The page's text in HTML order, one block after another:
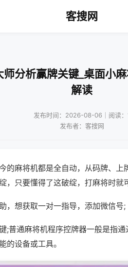
客搜网
分析赢牌关键_桌面小
解读
发布时间：2026-08-06｜阅读：
发布者：客搜网
的麻将机都是全自动，从码牌、
，只要懂得了这破绽，打麻将时就
，想获取一对一指导，添加微信号;
;普通麻将机程序控牌器一般是指
的设备或工具。